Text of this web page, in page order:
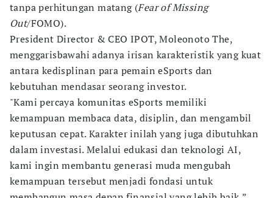
tanpa perhitungan matang (Fear of Missing
Out/FOMO).
President Director & CEO IPOT, Moleonoto The,
menggarisbawahi adanya irisan karakteristik yang kuat
antara kedisplinan para pemain eSports dan
kebutuhan mendasar seorang investor.
"Kami percaya komunitas eSports memiliki
kemampuan membaca data, disiplin, dan mengambil
keputusan cepat. Karakter inilah yang juga dibutuhkan
dalam investasi. Melalui edukasi dan teknologi AI,
kami ingin membantu generasi muda mengubah
kemampuan tersebut menjadi fondasi untuk